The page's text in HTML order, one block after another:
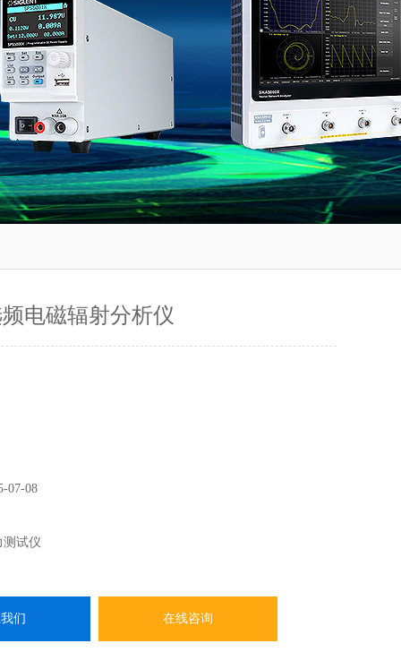
电磁辐射分析仪
07-08
测试仪
们 在线咨询